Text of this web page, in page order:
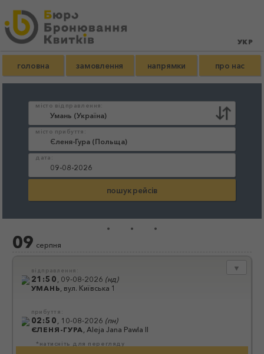
головна замовлення напрямки про нас
місто відправлення:
місто прибуття:
дата:
...
09 серпня
▼
*натисніть для перегляду
відправлення:
21:50 09-08-2026 (нд)
УМАНЬ вул. Київська 1
прибуття:
02:50 10-08-2026 (пн)
ЄЛЕНЯ-ГУРА Aleja Jana Pawla II